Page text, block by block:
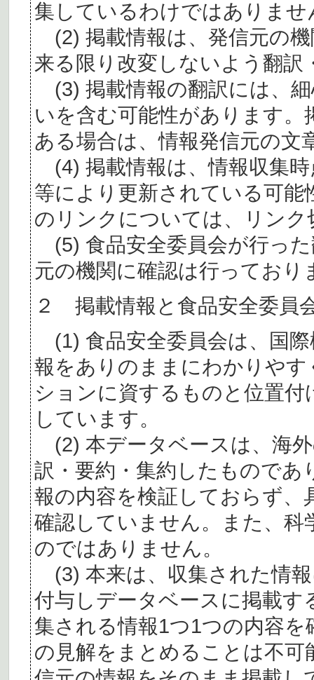
集しているわけではありませ
(2) 掲載情報は、発信元の
来る限り改変しないよう翻訳
(3) 掲載情報の翻訳には、
いを含む可能性があります。
ある場合は、情報発信元の文
(4) 掲載情報は、情報収集
等により更新されている可
のリンクについては、リン
(5) 食品安全委員会が行っ
元の機関に確認は行っており
２ 掲載情報と食品安全委員
(1) 食品安全委員会は、国
報をありのままにわかりや
ションに資するものと位置
しています。
(2) 本データベースは、海
訳・要約・集約したものであ
報の内容を検証しておらず、
確認していません。また、
のではありません。
(3) 本来は、収集された情
付与しデータベースに掲載
集される情報1つ1つの内容
の見解をまとめることは不